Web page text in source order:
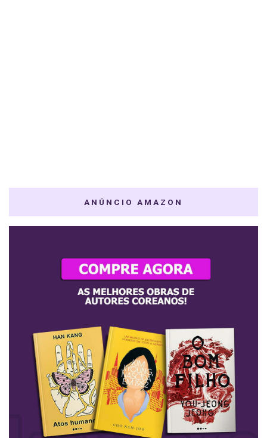
ANÚNCIO AMAZON